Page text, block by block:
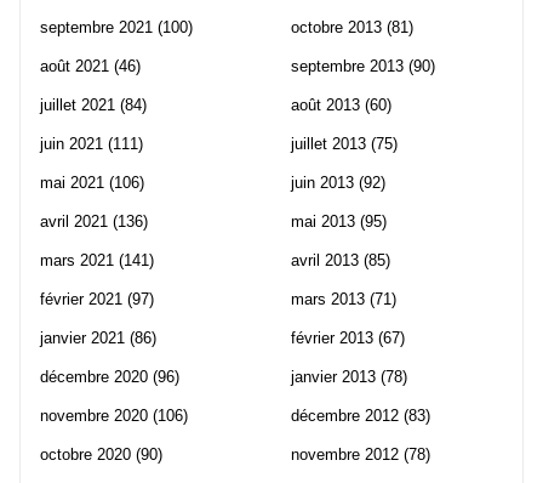
septembre 2021 (100)
août 2021 (46)
juillet 2021 (84)
juin 2021 (111)
mai 2021 (106)
avril 2021 (136)
mars 2021 (141)
février 2021 (97)
janvier 2021 (86)
décembre 2020 (96)
novembre 2020 (106)
octobre 2020 (90)
octobre 2013 (81)
septembre 2013 (90)
août 2013 (60)
juillet 2013 (75)
juin 2013 (92)
mai 2013 (95)
avril 2013 (85)
mars 2013 (71)
février 2013 (67)
janvier 2013 (78)
décembre 2012 (83)
novembre 2012 (78)